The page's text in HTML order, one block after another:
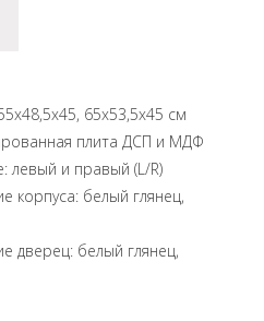
65x53,5x45 см
плита ДСП и МДФ
левый и правый (L/R)
корпуса: белый глянец,
дверец: белый глянец,